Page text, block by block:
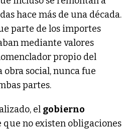
hace más de una década.
parte de los importes
mediante valores
propio del
social, nunca fue
partes.
el gobierno
que no existen obligaciones